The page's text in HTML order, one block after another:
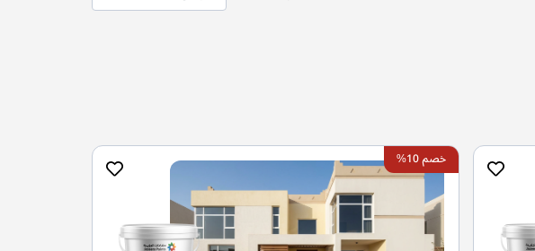
خصم 10%